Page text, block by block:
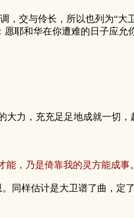
，交与伶长，所以也列为“大卫
和华在你遭难的日子应允
，充充足足地成就一切，
能，乃是倚靠我的灵方能成事。
同样估计是大卫谱了曲，定